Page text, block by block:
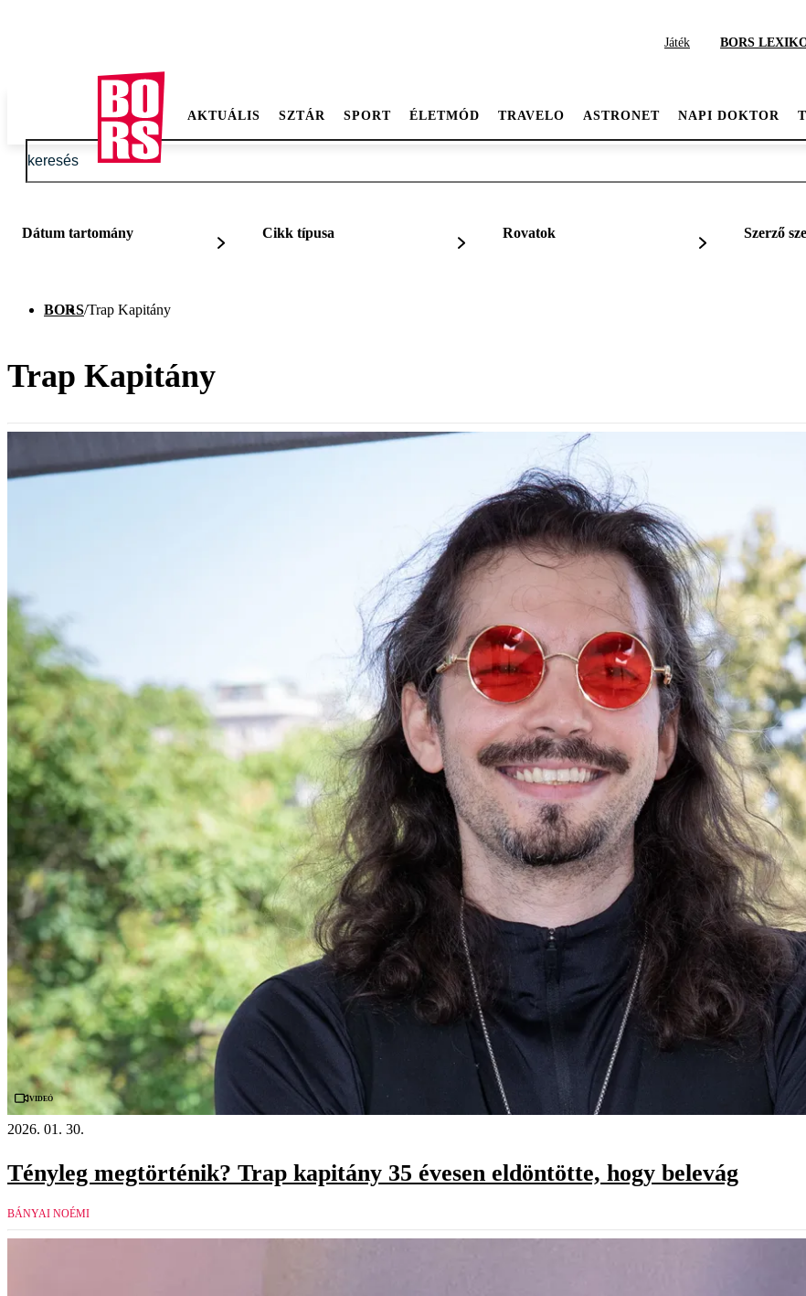
Játék BORS
AKTUÁLIS SZTÁR SPORT ÉLETMÓD TRAVELO ASTRONET NAPI DOKTOR
Dátum tartomány Cikk típusa Rovatok Szerző
BORS/Trap Kapitány
Trap Kapitány
Videó
2026. 01. 30.
Tényleg megtörténik? Trap kapitány 35 évesen eldöntötte, hogy belevág
BÁNYAI NOÉMI